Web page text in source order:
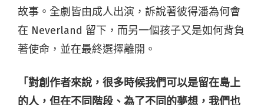
故事。全劇皆由成人出演，訴說著彼得潘為何會
在 Neverland 留下，而另一個孩子又是如何背負
著使命，並在最終選擇離開。
「對創作者來說，很多時候我們可以是留在島上
的人，但在不同階段、為了不同的夢想，我們也